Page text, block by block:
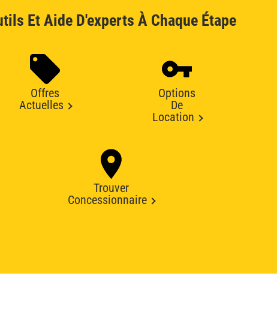
Et Aide D'experts À Chaque Étape
Offres
Actuelles
Options
De
Location
Trouver
Concessionnaire